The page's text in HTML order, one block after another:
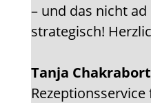
– und das nicht
strategisch!
Tanja